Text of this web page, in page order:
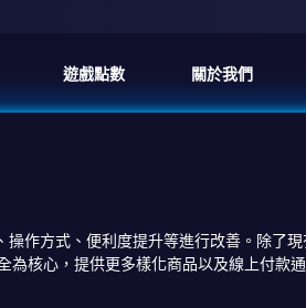
遊戲點數 關於我們
作方式、便利度提升等進行改善。除了
核心，提供更多樣化商品以及線上付款